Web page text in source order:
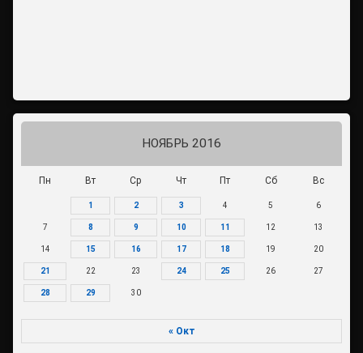
НОЯБРЬ 2016
Пн Вт Ср Чт Пт Сб Вс
1 2 3 4 5 6
7 8 9 10 11 12 13
14 15 16 17 18 19 20
21 22 23 24 25 26 27
28 29 30
« Окт